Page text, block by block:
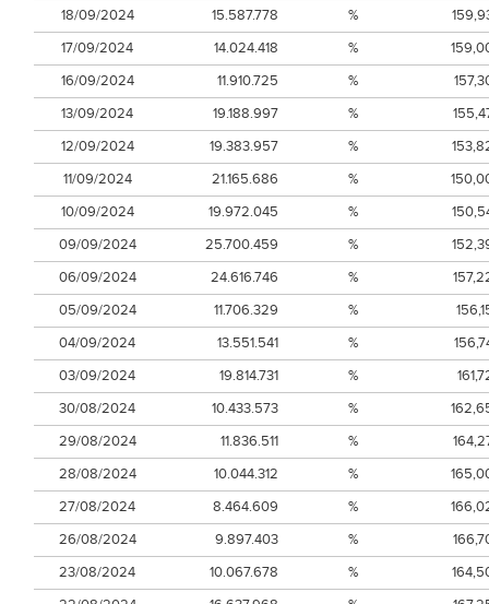
18/09/2024
15.587.778 %
17/09/2024
14.024.418 %
16/09/2024
11.910.725 %
13/09/2024
19.188.997 %
12/09/2024
19.383.957 %
11/09/2024
21.165.686 %
10/09/2024
19.972.045 %
09/09/2024
25.700.459 %
06/09/2024
24.616.746 %
05/09/2024
11.706.329 %
04/09/2024
13.551.541 %
03/09/2024
19.814.731 %
30/08/2024
10.433.573 %
29/08/2024
11.836.511 %
28/08/2024
10.044.312 %
27/08/2024
8.464.609 %
26/08/2024
9.897.403 %
23/08/2024
10.067.678 %